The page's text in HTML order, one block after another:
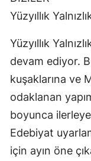
Yüzyıllık
Yüzyıllık
devam ediyor.
kuşaklarına ve
odaklanan
boyunca
Edebiyat
için ayın öne